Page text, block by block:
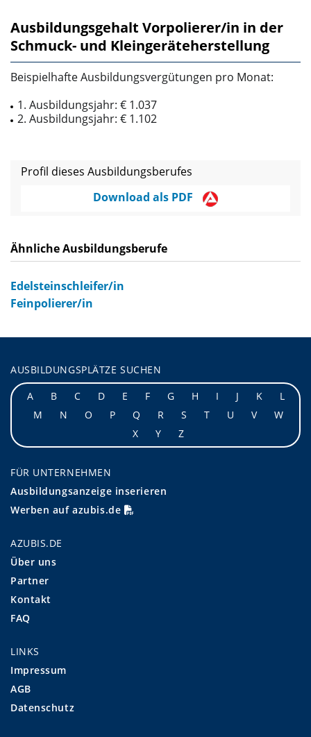
Ausbildungsgehalt Vorpolierer/in in der
Schmuck- und Kleingeräteherstellung
Beispielhafte Ausbildungsvergütungen pro Monat:
1. Ausbildungsjahr: € 1.037
2. Ausbildungsjahr: € 1.102
Profil dieses Ausbildungsberufes
Download als PDF
Ähnliche Ausbildungsberufe
Edelsteinschleifer/in
Feinpolierer/in
AUSBILDUNGSPLÄTZE SUCHEN
A
B C D E F G H I J K
L
M
N O P Q R S T U V
W
X
Y Z
FÜR UNTERNEHMEN
Ausbildungsanzeige inserieren
Werben auf azubis.de
AZUBIS.DE
Über uns
Partner
Kontakt
FAQ
LINKS
Impressum
AGB
Datenschutz